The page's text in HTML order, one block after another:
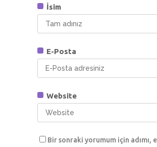
İsim
E-Posta
Website
Bir sonraki yorumum için adımı,